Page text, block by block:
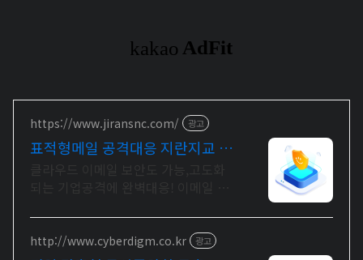
https://www.jiransnc.com/ 광고
표적형메일 공격대응 지란지교 IT
http://www.cyberdigm.co.kr 광고